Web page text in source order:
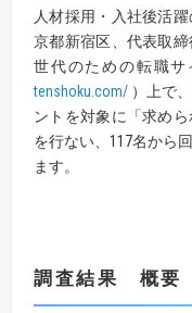
人材採用・入社後活
京都新宿区、代表取
世代のための転職
tenshoku.com/ ）上で
ントを対象に「求め
を行ない、117名から
ます。
調査結果 概要